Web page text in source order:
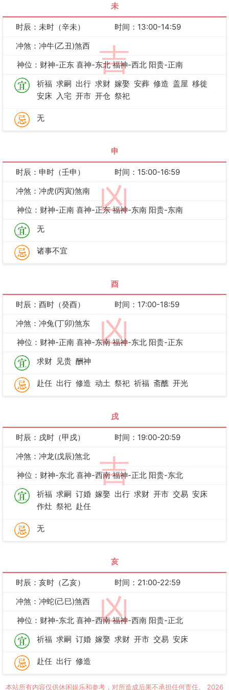
未
吉
时辰：未时（辛未）
时间：13:00-14:59
冲煞：冲牛(乙丑)煞西
神位：财神-正东 喜神-东北 福神-西北 阳贵-正南
祈福 求嗣 出行 求财 嫁娶 安葬 修造 盖屋 移徙
安床 入宅 开市 开仓 祭祀
无
申
凶
时辰：申时（壬申）
时间：15:00-16:59
冲煞：冲虎(丙寅)煞南
神位：财神-正南 喜神-正东 福神-东南 阳贵-东南
无
诸事不宜
酉
凶
时辰：酉时（癸酉）
时间：17:00-18:59
冲煞：冲兔(丁卯)煞东
神位：财神-正南 喜神-东南 福神-东北 阳贵-正东
求财 见贵 酬神
赴任 出行 修造 动土 祭祀 祈福 斋醮 开光
戌
吉
时辰：戌时（甲戌）
时间：19:00-20:59
冲煞：冲龙(戊辰)煞北
神位：财神-东北 喜神-西南 福神-正北 阳贵-东北
祈福 求嗣 订婚 嫁娶 出行 求财 开市 交易 安床
作灶 祭祀 赴任
无
亥
凶
时辰：亥时（乙亥）
时间：21:00-22:59
冲煞：冲蛇(己巳)煞西
神位：财神-东北 喜神-西南 福神-西南 阳贵-正北
祈福 求嗣 订婚 嫁娶 求财 开市 交易 安床
赴任 出行 修造
本站所有内容仅供休闲娱乐和参考，对所造成后果不承担任何责任。 2026